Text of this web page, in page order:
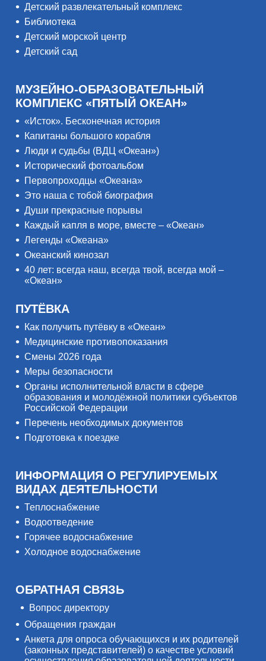
Детский развлекательный комплекс
Библиотека
Детский морской центр
Детский сад
МУЗЕЙНО-ОБРАЗОВАТЕЛЬНЫЙ
КОМПЛЕКС «ПЯТЫЙ ОКЕАН»
«Исток». Бесконечная история
Капитаны большого корабля
Люди и судьбы (ВДЦ «Океан»)
Исторический фотоальбом
Первопроходцы «Океана»
Это наша с тобой биография
Души прекрасные порывы
Каждый капля в море, вместе – «Океан»
Легенды «Океана»
Океанский кинозал
40 лет: всегда наш, всегда твой, всегда мой –
«Океан»
ПУТЁВКА
Как получить путёвку в «Океан»
Медицинские противопоказания
Смены 2026 года
Меры безопасности
Органы исполнительной власти в сфере
образования и молодёжной политики субъектов
Российской Федерации
Перечень необходимых документов
Подготовка к поездке
ИНФОРМАЦИЯ О РЕГУЛИРУЕМЫХ
ВИДАХ ДЕЯТЕЛЬНОСТИ
Теплоснабжение
Водоотведение
Горячее водоснабжение
Холодное водоснабжение
ОБРАТНАЯ СВЯЗЬ
Вопрос директору
Обращения граждан
Анкета для опроса обучающихся и их родителей
(законных представителей) о качестве условий